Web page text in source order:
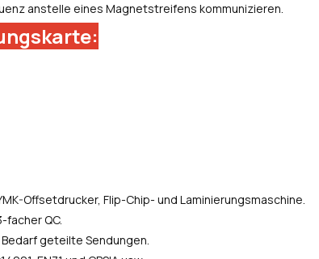
anstelle eines Magnetstreifens kommunizieren.
Offsetdrucker, Flip-Chip- und Laminierungsmaschine.
QC.
geteilte Sendungen.